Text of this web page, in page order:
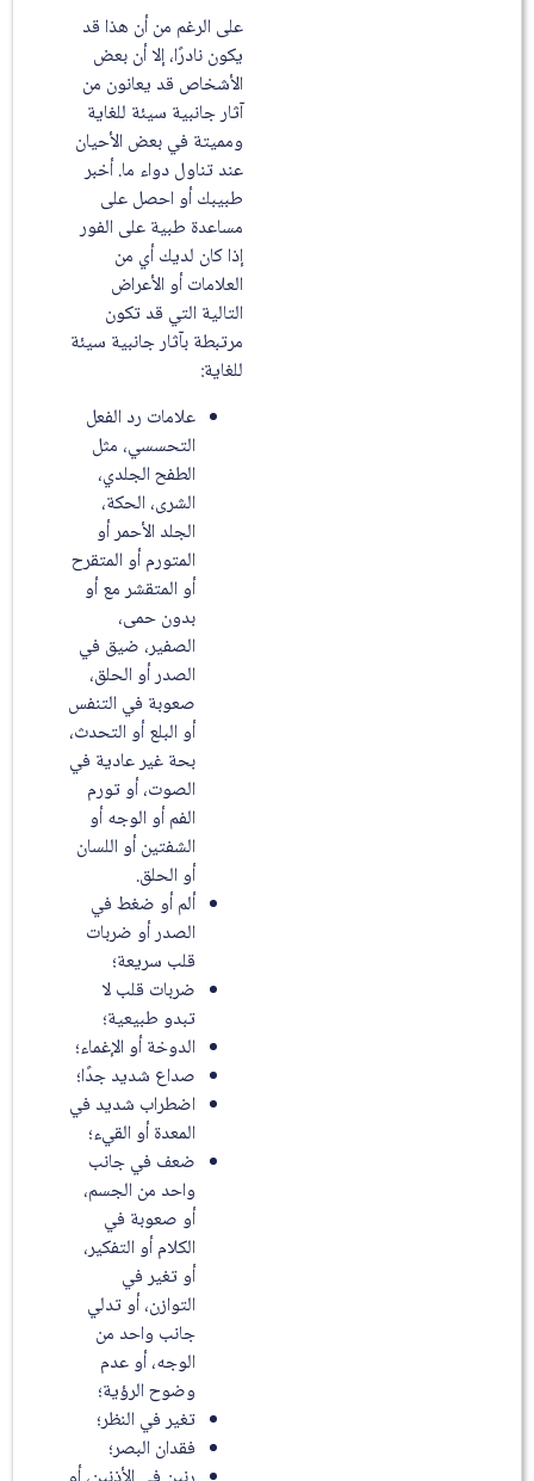
على الرغم من أن هذا قد
يكون نادرًا، إلا أن بعض
الأشخاص قد يعانون من
آثار جانبية سيئة للغاية
ومميتة في بعض الأحيان
عند تناول دواء ما. أخبر
طبيبك أو احصل على
مساعدة طبية على الفور
إذا كان لديك أي من
العلامات أو الأعراض
التالية التي قد تكون
مرتبطة بآثار جانبية سيئة
للغاية:
علامات رد الفعل
التحسسي، مثل
الطفح الجلدي،
الشرى، الحكة،
الجلد الأحمر أو
المتورم أو المتقرح
أو المتقشر مع أو
بدون حمى،
الصفير، ضيق في
الصدر أو الحلق،
صعوبة في التنفس
أو البلع أو التحدث،
بحة غير عادية في
الصوت، أو تورم
الفم أو الوجه أو
الشفتين أو اللسان
أو الحلق.
ألم أو ضغط في
الصدر أو ضربات
قلب سريعة؛
ضربات قلب لا
تبدو طبيعية؛
الدوخة أو الإغماء؛
صداع شديد جدًا؛
اضطراب شديد في
المعدة أو القيء؛
ضعف في جانب
واحد من الجسم،
أو صعوبة في
الكلام أو التفكير،
أو تغير في
التوازن، أو تدلي
جانب واحد من
الوجه، أو عدم
وضوح الرؤية؛
تغير في النظر؛
فقدان البصر؛